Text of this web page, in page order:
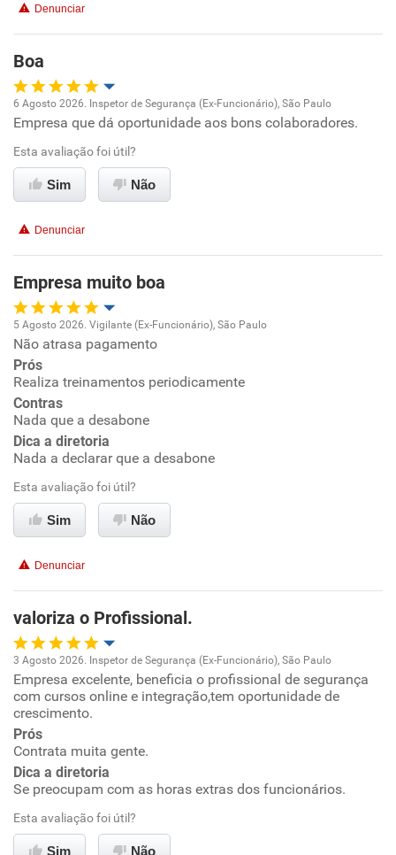
Não recomenda a diretoria
Denunciar
Boa
Oportunidade de promoção
Ambiente de trabalho
Benefícios
Recomenda esta empresa
Recomenda a diretoria
6 Agosto 2026. Inspetor de Segurança (Ex-Funcionário), São Paulo
Empresa que dá oportunidade aos bons colaboradores.
Esta avaliação foi útil?
Sim Não
Denunciar
Empresa muito boa
Oportunidade de promoção
Ambiente de trabalho
Conciliação com a vida familiar
Recomenda esta empresa
5 Agosto 2026. Vigilante (Ex-Funcionário), São Paulo
Não atrasa pagamento
Prós
Realiza treinamentos periodicamente
Contras
Nada que a desabone
Dica a diretoria
Nada a declarar que a desabone
Esta avaliação foi útil?
Sim Não
Denunciar
valoriza o Profissional.
Oportunidade de promoção
Conciliação com a vida familiar
Benefícios
3 Agosto 2026. Inspetor de Segurança (Ex-Funcionário), São Paulo
Empresa excelente, beneficia o profissional de segurança
com cursos online e integração,tem oportunidade de
crescimento.
Prós
Contrata muita gente.
Dica a diretoria
Se preocupam com as horas extras dos funcionários.
Esta avaliação foi útil?
Sim Não